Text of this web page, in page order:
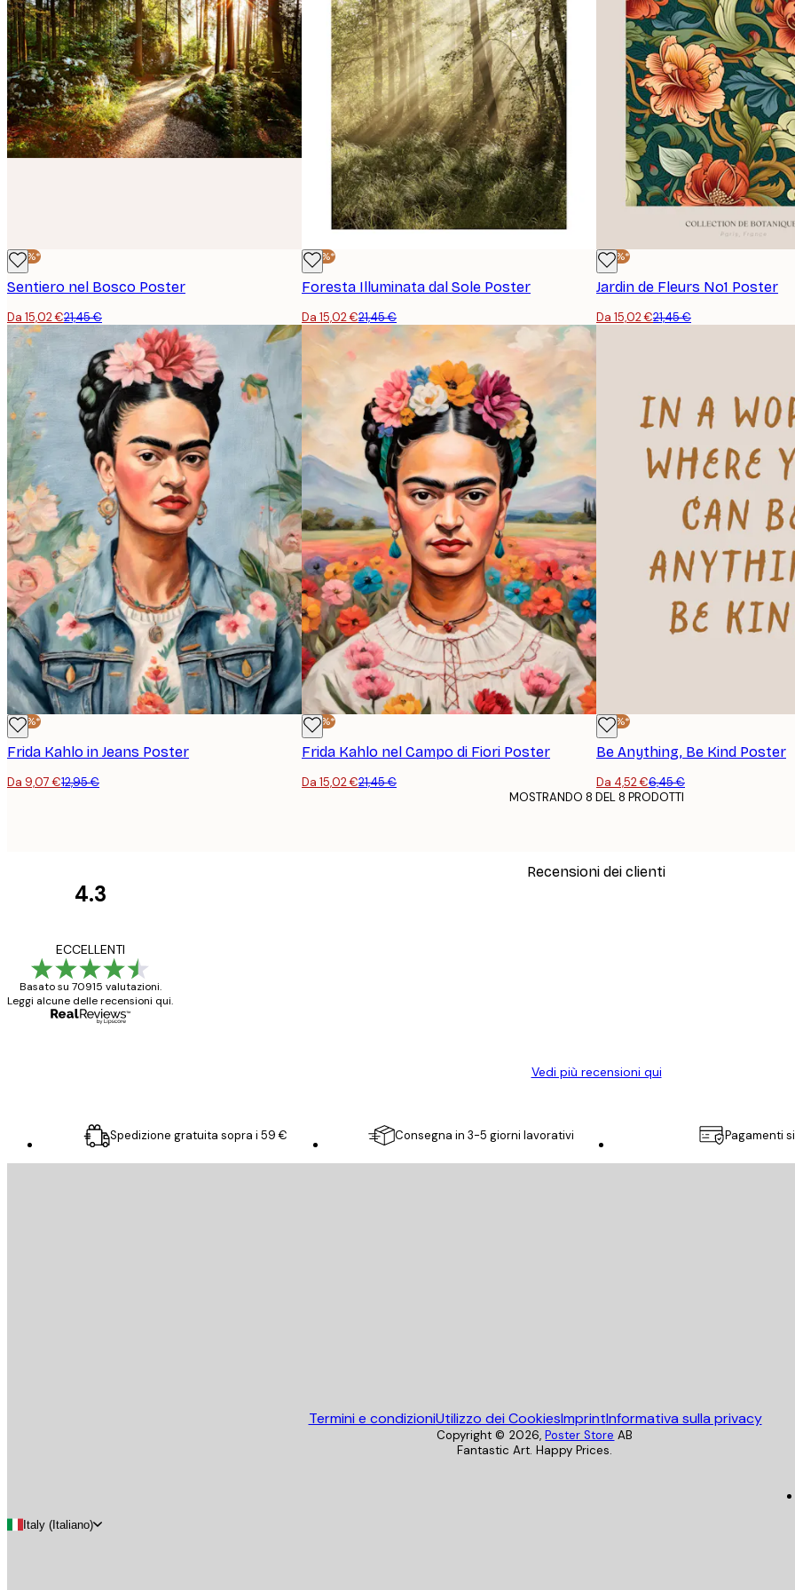
-30%*
Sentiero nel Bosco Poster
Da 15,02 €21,45 €
-30%*
Foresta Illuminata dal Sole Poster
Da 15,02 €21,45 €
-30%*
Jardin de Fleurs No1 Poster
Da 15,02 €21,45 €
-30%*
Frida Kahlo in Jeans Poster
Da 9,07 €12,95 €
-30%*
Frida Kahlo nel Campo di Fiori Poster
Da 15,02 €21,45 €
-30%*
Be Anything, Be Kind Poster
Da 4,52 €6,45 €
MOSTRANDO 8 DEL 8 PRODOTTI
Recensioni dei clienti
4.3
ECCELLENTI
Basato su 70915 valutazioni.
Leggi alcune delle recensioni qui.
Vedi più recensioni qui
E-mail
ISCRIVITI
Politica sulla privacy
Spedizione gratuita sopra i 59 € Consegna in 3-5 giorni lavorativi Pagamenti
Termini e condizioniUtilizzo dei CookiesImprintInformativa sulla privacy
Italy (Italiano)
Copyright © 2026, Poster Store AB
Fantastic Art. Happy Prices.